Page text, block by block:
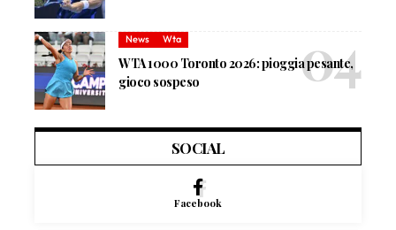
News Wta
WTA 1000 Toronto 2026: pioggia pesante,
gioco sospeso
SOCIAL
Facebook